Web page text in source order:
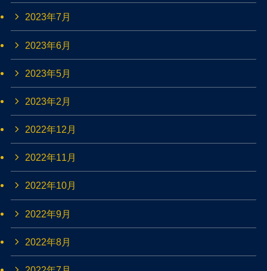
2023年7月
2023年6月
2023年5月
2023年2月
2022年12月
2022年11月
2022年10月
2022年9月
2022年8月